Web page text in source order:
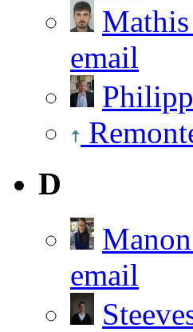
email
D
email